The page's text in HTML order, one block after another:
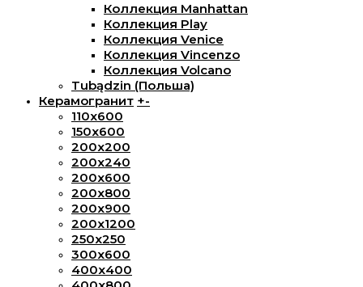
Коллекция Manhattan
Коллекция Play
Коллекция Venice
Коллекция Vincenzo
Коллекция Volcano
Tubądzin (Польша)
Керамогранит +-
110x600
150х600
200x200
200х240
200х600
200х800
200х900
200х1200
250x250
300х600
400х400